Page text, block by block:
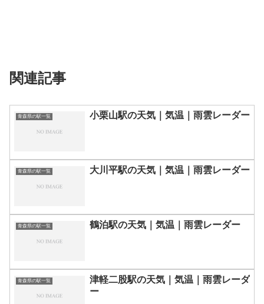
関連記事
青森県の駅一覧 小栗山駅の天気｜気温｜雨雲レーダー
青森県の駅一覧 大川平駅の天気｜気温｜雨雲レーダー
青森県の駅一覧 鶴泊駅の天気｜気温｜雨雲レーダー
青森県の駅一覧
津軽二股駅の天気｜気温｜雨雲レーダ
ー